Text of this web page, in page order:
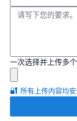
一次选择并上传多
🔐 所有上传内容均